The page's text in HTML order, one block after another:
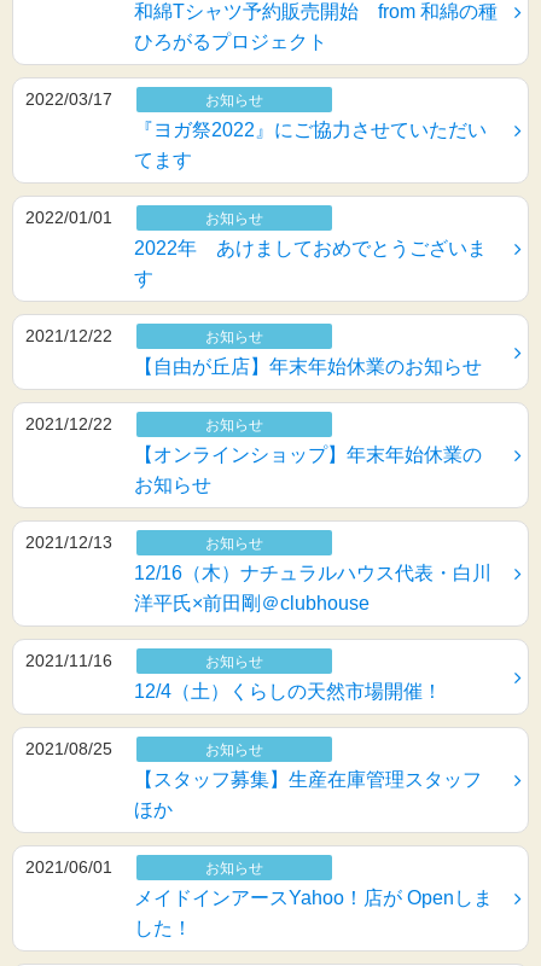
和綿Tシャツ予約販売開始 from 和綿の種
ひろがるプロジェクト
2022/03/17 お知らせ
『ヨガ祭2022』にご協力させていただい
てます
2022/01/01 お知らせ
2022年 あけましておめでとうございま
す
2021/12/22 お知らせ
【自由が丘店】年末年始休業のお知らせ
2021/12/22 お知らせ
【オンラインショップ】年末年始休業の
お知らせ
2021/12/13 お知らせ
12/16（木）ナチュラルハウス代表・白川
洋平氏×前田剛＠clubhouse
2021/11/16 お知らせ
12/4（土）くらしの天然市場開催！
2021/08/25 お知らせ
【スタッフ募集】生産在庫管理スタッフ
ほか
2021/06/01 お知らせ
メイドインアースYahoo！店が Openしま
した！